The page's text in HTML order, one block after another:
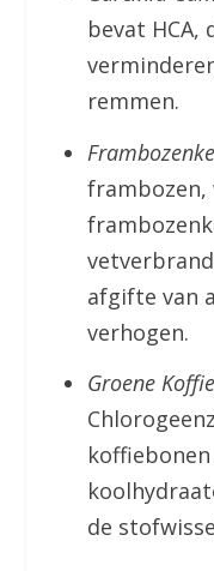
bevat HCA,
remmen.
afgifte van
verhogen.
Groene
de